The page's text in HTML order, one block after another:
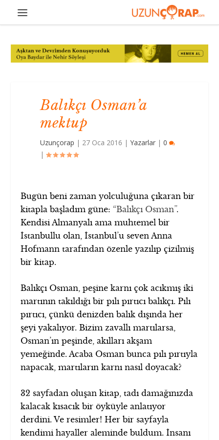
Balıkçı Osman’a
mektup
Uzunçorap | 27 Oca 2016 |Yazarlar |0
|
Bugün beni zaman yolculuğuna çıkaran bir
kitapla başladım güne: “Balıkçı Osman”.
Kendisi Almanyalı ama muhtemel bir
İstanbullu olan, İstanbul’u seven Anna
Hofmann tarafından özenle yazılıp çizilmiş
bir kitap.
Balıkçı Osman, peşine karnı çok acıkmış iki
martının takıldığı bir pılı pırtıcı balıkçı. Pılı
pırtıcı, çünkü denizden balık dışında her
şeyi yakalıyor. Bizim zavallı martılarsa,
Osman’ın peşinde, akılları akşam
yemeğinde. Acaba Osman bunca pılı pırtıyla
napacak, martıların karnı nasıl doyacak?
32 sayfadan oluşan kitap, tadı damağınızda
kalacak kısacık bir öyküyle anlatıyor
derdini. Ve resimler! Her bir sayfayla
kendimi hayaller aleminde buldum. İnsanı